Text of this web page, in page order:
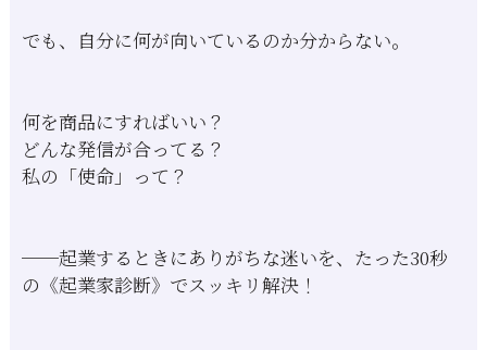
でも、自分に何が向いているのか分からない。
何を商品にすればいい？
どんな発信が合ってる？
私の「使命」って？
──起業するときにありがちな迷いを、たった30秒
の《起業家診断》でスッキリ解決！